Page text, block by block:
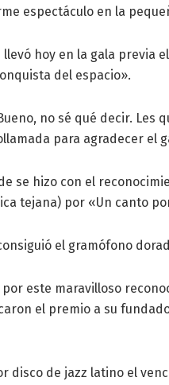
espectáculo en la
llevó hoy en la gala previa
del espacio».
no sé qué decir. Les
para agradecer el
se hizo con el
tejana) por «Un canto
el gramófono
por este maravilloso
el premio a su
disco de jazz latino el